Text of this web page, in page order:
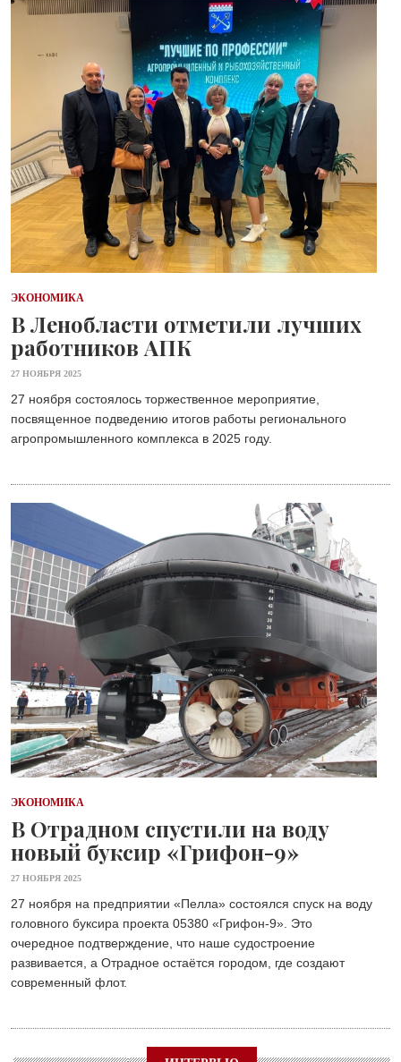
ЭКОНОМИКА
В Ленобласти отметили лучших
работников АПК
27 НОЯБРЯ 2025
27 ноября состоялось торжественное мероприятие,
посвященное подведению итогов работы регионального
агропромышленного комплекса в 2025 году.
ЭКОНОМИКА
В Отрадном спустили на воду
новый буксир «Грифон-9»
27 НОЯБРЯ 2025
27 ноября на предприятии «Пелла» состоялся спуск на воду
головного буксира проекта 05380 «Грифон-9». Это
очередное подтверждение, что наше судостроение
развивается, а Отрадное остаётся городом, где создают
современный флот.